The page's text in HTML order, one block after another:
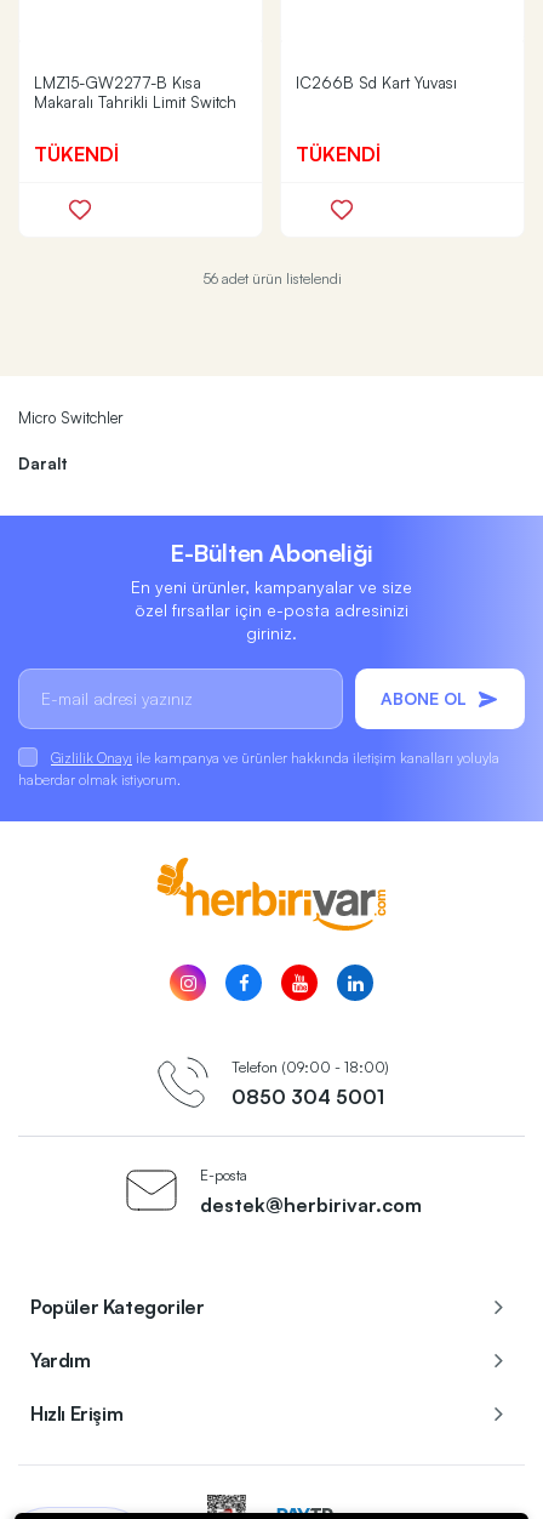
LMZ15-GW2277-B Kısa
Makaralı Tahrikli Limit Switch
TÜKENDİ
IC266B Sd Kart Yuvası
TÜKENDİ
56 adet ürün listelendi
Micro Switchler
Daralt
E-Bülten Aboneliği
En yeni ürünler, kampanyalar ve size
özel fırsatlar için e-posta adresinizi
giriniz.
ABONE OL
Gizlilik Onayı ile kampanya ve ürünler hakkında iletişim kanalları yoluyla
haberdar olmak istiyorum.
Telefon (09:00 - 18:00)
0850 304 5001
E-posta
destek@herbirivar.com
Popüler Kategoriler
Yardım
Hızlı Erişim